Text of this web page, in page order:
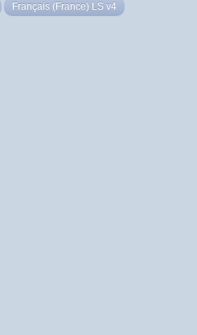
Français (France) LS v4